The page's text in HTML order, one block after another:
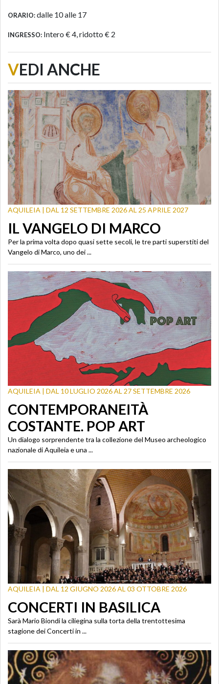
ORARIO:dalle 10 alle 17
INGRESSO: Intero € 4, ridotto € 2
VEDI ANCHE
AQUILEIA | DAL 12 SETTEMBRE 2026 AL 25 APRILE 2027
IL VANGELO DI MARCO
Per la prima volta dopo quasi sette secoli, le tre parti superstiti del
Vangelo di Marco, uno dei ...
AQUILEIA | DAL 10 LUGLIO 2026 AL 27 SETTEMBRE 2026
CONTEMPORANEITÀ
COSTANTE. POP ART
Un dialogo sorprendente tra la collezione del Museo archeologico
nazionale di Aquileia e una ...
AQUILEIA | DAL 12 GIUGNO 2026 AL 03 OTTOBRE 2026
CONCERTI IN BASILICA
Sarà Mario Biondi la ciliegina sulla torta della trentottesima
stagione dei Concerti in ...